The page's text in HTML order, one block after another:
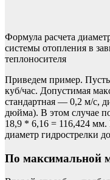
Формула расчета
системы отопления в
теплоносителя
Приведем пример.
куб/час. Допустимая
стандартная — 0,2 м/с,
дюйма). В этом случае
18,9 * 6,16 = 116,424 мм.
диаметр гидрострелки
По максимальной